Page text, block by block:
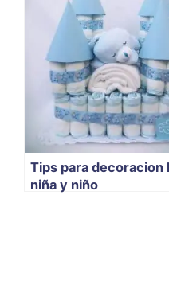
Tips para decoracion
niña y niño